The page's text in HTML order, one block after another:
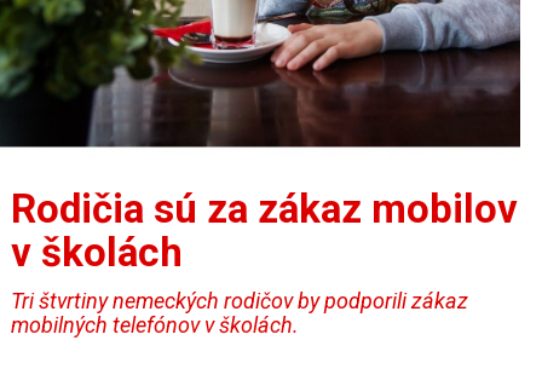
Rodičia sú za zákaz mobilov
v školách
Tri štvrtiny nemeckých rodičov by podporili zákaz
mobilných telefónov v školách.